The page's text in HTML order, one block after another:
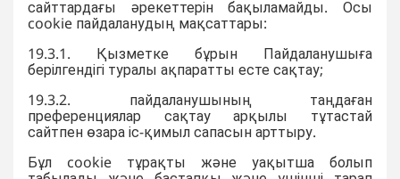
сайттардағы әрекеттерін бақыламайды. Осы
cookie пайдаланудың мақсаттары:
19.3.1. Қызметке бұрын Пайдаланушыға
берілгендігі туралы ақпаратты есте сақтау;
19.3.2. пайдаланушының таңдаған
преференциялар сақтау арқылы тұтастай
сайтпен өзара іс-қимыл сапасын арттыру.
Бұл cookie тұрақты және уақытша болып